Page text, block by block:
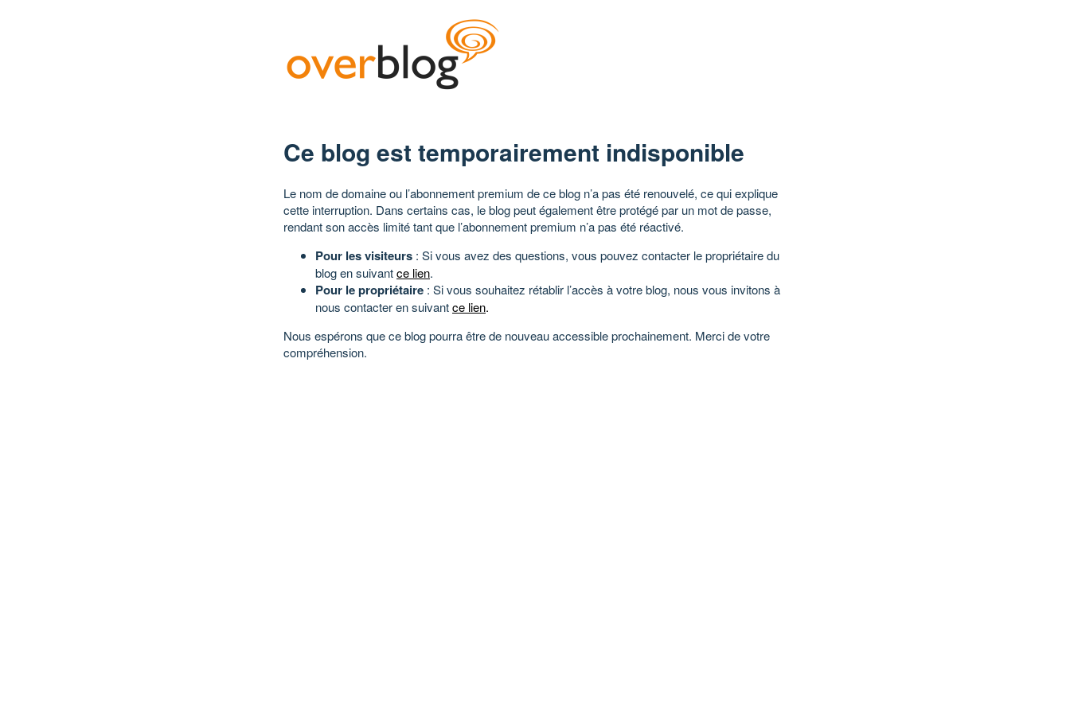
Ce blog est temporairement indisponible
Le nom de domaine ou l’abonnement premium de ce blog n’a pas été renouvelé, ce qui explique
cette interruption. Dans certains cas, le blog peut également être protégé par un mot de passe,
rendant son accès limité tant que l’abonnement premium n’a pas été réactivé.
Pour les visiteurs : Si vous avez des questions, vous pouvez contacter le propriétaire du
blog en suivantce lien.
Pour le propriétaire : Si vous souhaitez rétablir l’accès à votre blog, nous vous invitons à
nous contacter en suivantce lien.
Nous espérons que ce blog pourra être de nouveau accessible prochainement. Merci de votre
compréhension.